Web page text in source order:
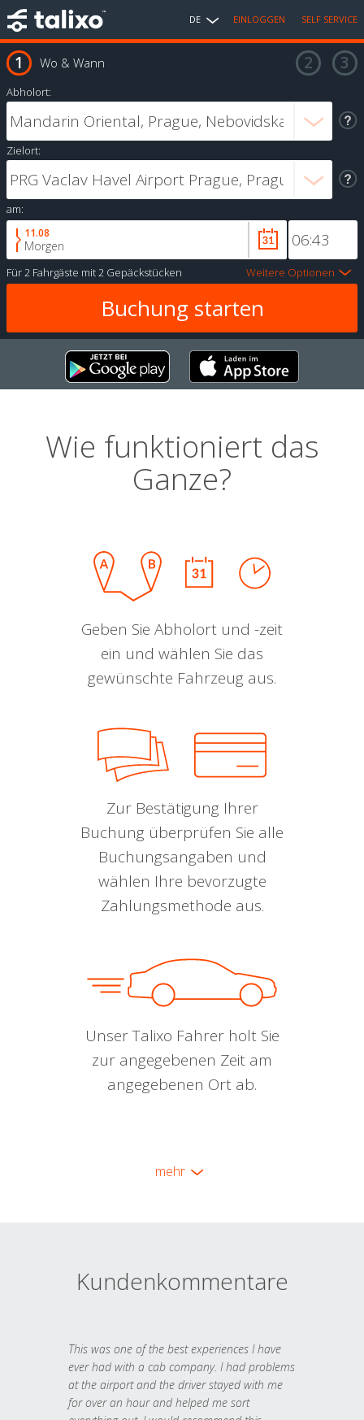
DE EINLOGGEN SELF SERVICE
Wo & Wann
Abholort:
Zielort:
am:
11.08
Morgen
Für2 Fahrgäste mit2 Gepäckstücken Weitere Optionen
Wie funktioniert das
Ganze?
Geben Sie Abholort und -zeit
ein und wählen Sie das
gewünschte Fahrzeug aus.
Zur Bestätigung Ihrer
Buchung überprüfen Sie alle
Buchungsangaben und
wählen Ihre bevorzugte
Zahlungsmethode aus.
Unser Talixo Fahrer holt Sie
zur angegebenen Zeit am
angegebenen Ort ab.
mehr
Kundenkommentare
This was one of the best experiences I have
ever had with a cab company. I had problems
at the airport and the driver stayed with me
for over an hour and helped me sort